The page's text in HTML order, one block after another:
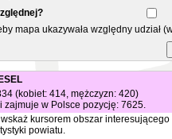
mapa ukazywała względny
(kobiet: 414, mężczyzn: 420)
zajmuje w Polsce pozycję: 7625.
wskaż kursorem obszar
powiatu.